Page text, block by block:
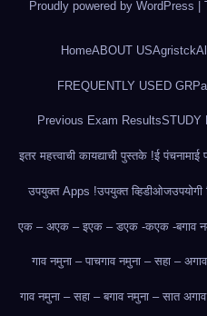
Proudly powered by WordPress
HomeABOUT USAgristck
FREQUENTLY USED GR
Previous Exam ResultsSTUDY
इतर महत्त्वाची कायद्याची पुस्तके !ई पंचनामाई
उपयुक्त Apps !उपयुक्त व्हिडीओज
एक – अएक – इएक – डएक -कएक -बगाव
गाव नमुना – पाचगाव नमुना – सहा – अ
गाव नमुना – सहा – बगाव नमुना – सात अ